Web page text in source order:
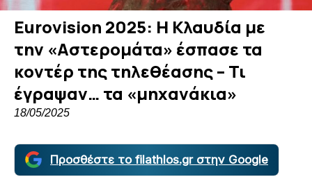
Eurovision 2025: Η Κλαυδία με
την «Αστερομάτα» έσπασε τα
κοντέρ της τηλεθέασης – Τι
έγραψαν… τα «μηχανάκια»
18/05/2025
Προσθέστε το filathlos.gr στην Google